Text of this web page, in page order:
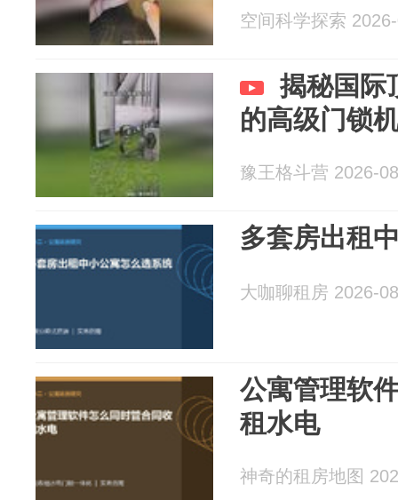
空间科学探索
揭秘国际
的高级门锁
豫王格斗营 2026-
多套房出租
大咖聊租房 2026-
公寓管理软
租水电
神奇的租房地图